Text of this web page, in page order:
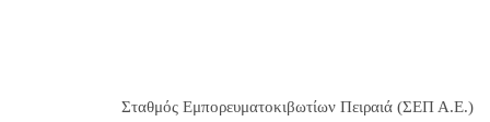
Σταθμός Εμπορευματοκιβωτίων Πειραιά (ΣΕΠ Α.Ε.)